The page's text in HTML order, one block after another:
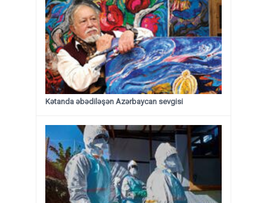
Kətanda əbədiləşən Azərbaycan sevgisi